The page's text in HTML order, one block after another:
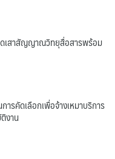
ดเสาสัญญาณวิทยุสื่อสารพร้อม
ารคัดเลือกเพื่อจ้างเหมาบริการ
งาน